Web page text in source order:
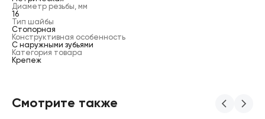
Диаметр резьбы, мм
16
Тип шайбы
Стопорная
Конструктивная особенность
С наружными зубьями
Категория товара
Крепеж
Смотрите также